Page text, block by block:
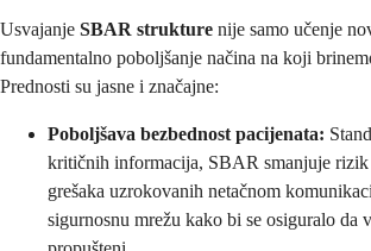
Usvajanje SBAR strukture nije samo učenje
fundamentalno poboljšanje načina na koji
Prednosti su jasne i značajne:
Poboljšava bezbednost pacijenata:
kritičnih informacija, SBAR smanjuje
grešaka uzrokovanih netačnom
sigurnosnu mrežu kako bi se osiguralo da